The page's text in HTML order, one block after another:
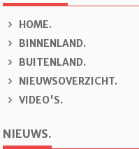
H OME.
B INNENLAND.
BU ITENLAND.
N
IEUWSOVERZICHT.
VIDEO'S.
NIEUWS.